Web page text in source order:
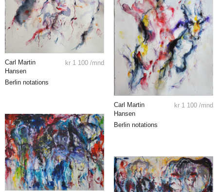
Carl Martin
Hansen
Berlin notations
kr 1 100 /mnd
Carl Martin
Hansen
Berlin notations
kr 1 100 /mnd